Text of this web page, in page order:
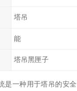
塔吊
能
塔吊黑匣子
是一种用于塔吊的安